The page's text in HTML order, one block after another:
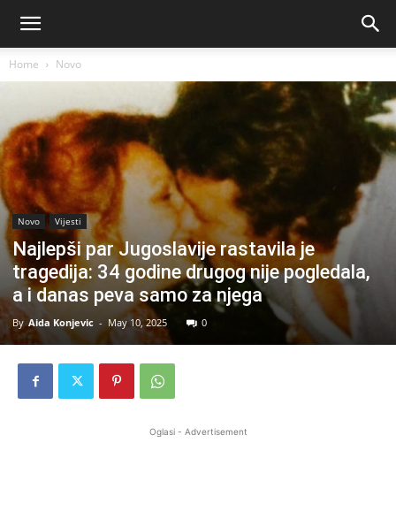
Home Novo
Novo Vijesti
Najlepši par Jugoslavije rastavila je
tragedija: 34 godine drugog nije pogledala,
a i danas peva samo za njega
By Aida Konjevic - May 10, 2025 0
Oglasi - Advertisement